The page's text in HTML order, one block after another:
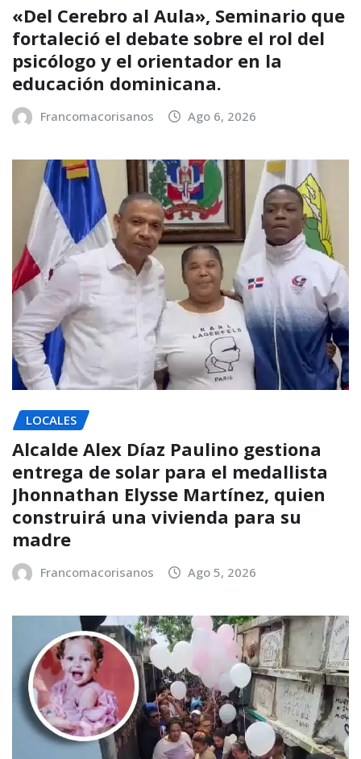
«Del Cerebro al Aula», Seminario que
fortaleció el debate sobre el rol del
psicólogo y el orientador en la
educación dominicana.
Francomacorisanos Ago 6, 2026
LOCALES
Alcalde Alex Díaz Paulino gestiona
entrega de solar para el medallista
Jhonnathan Elysse Martínez, quien
construirá una vivienda para su
madre
Francomacorisanos Ago 5, 2026